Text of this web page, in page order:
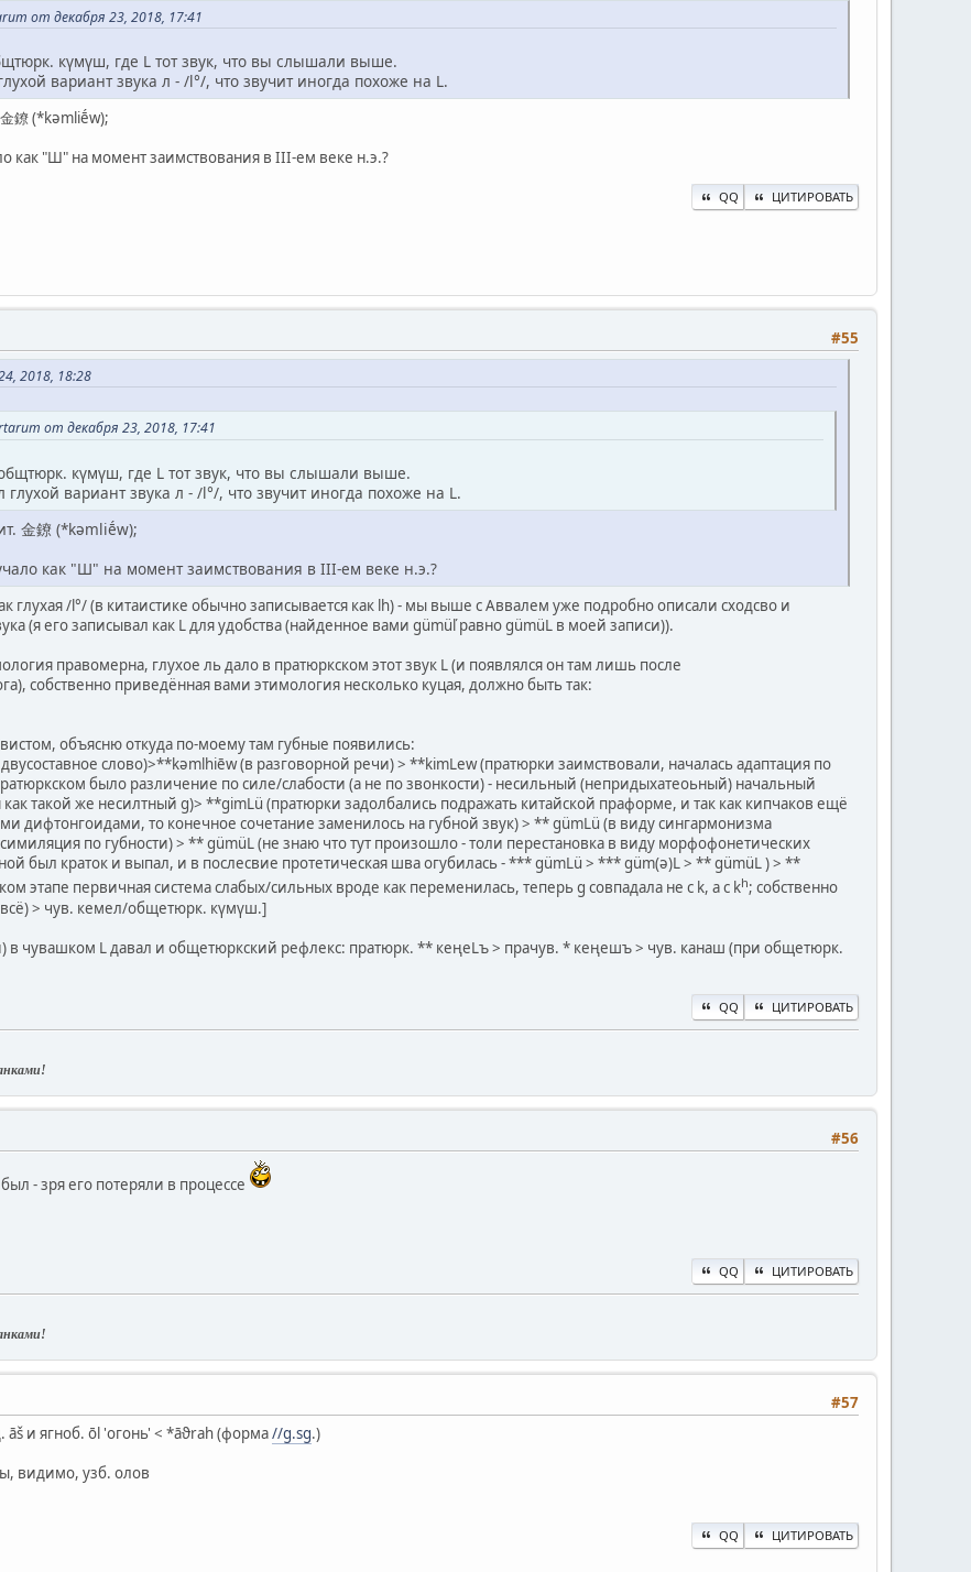
от декабря 23, 2018, 17:41
күмүш, где L тот звук, что вы слышали выше.
вариант звука л - /l°/, что звучит иногда похоже на L.
鐐 (*kəmliḗw);
как "Ш" на момент заимствования в III-ем веке н.э.?
QQ ЦИТИРОВАТЬ
#55
2018, 18:28
от декабря 23, 2018, 17:41
күмүш, где L тот звук, что вы слышали выше.
вариант звука л - /l°/, что звучит иногда похоже на L.
金鐐 (*kəmliḗw);
как "Ш" на момент заимствования в III-ем веке н.э.?
глухая /l°/ (в китаистике обычно записывается как lh) - мы выше с Аввалем уже подробно описали сходсво и
(я его записывал как L для удобства (найденное вами gümüľ равно gümüL в моей записи)).
правомерна, глухое ль дало в пратюркском этот звук L (и появлялся он там лишь после
собственно приведённая вами этимология несколько куцая, должно быть так:
объясню откуда по-моему там губные появились:
слово)>**kəmlhiēw (в разговорной речи) > **kimLew (пратюрки заимствовали, началась адаптация по
было различение по силе/слабости (а не по звонкости) - несильный (непридыхатеоьный) начальный
такой же несилтный g)> **gimLü (пратюрки задолбались подражать китайской праформе, и так как кипчаков ещё
дифтонгоидами, то конечное сочетание заменилось на губной звук) > ** gümLü (в виду сингармонизма
по губности) > ** gümüL (не знаю что тут произошло - толи перестановка в виду морфофонетических
был краток и выпал, и в послесвие протетическая шва огубилась - *** gümLü > *** güm(ә)L > ** gümüL ) > **
этапе первичная система слабых/сильных вроде как переменилась, теперь g совпадала не с k, а с kh; собственно
> чув. кемел/общетюрк. күмүш.]
в чувашком L давал и общетюркский рефлекс: пратюрк. ** кеңеLъ > прачув. * кеңешъ > чув. канаш (при общетюрк.
QQ ЦИТИРОВАТЬ
#56
- зря его потеряли в процессе
QQ ЦИТИРОВАТЬ
#57
āš и ягноб. ōl 'огонь' < *āϑrah (форма//g.sg.)
видимо, узб. олов
QQ ЦИТИРОВАТЬ